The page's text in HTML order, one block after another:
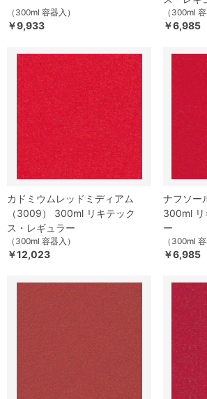
（300ml 容器入）
￥9,933
（300ml 容
￥6,985
カドミウムレッドミディアム
（3009） 300ml リキテック
ス・レギュラー
（300ml 容器入）
￥12,023
ナフソー
300ml リ
ー
（300ml 容
￥6,985